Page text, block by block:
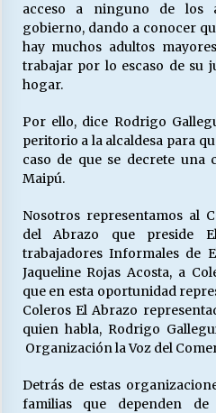
Releyendo la
cuestión social
16/05/2026
Nuestras Almas)
30/04/2026
18/04/2026
Chile y sus
06/04/2026
acceso a ninguno de los
gobierno, dando a conocer
hay muchos adultos
trabajar por lo escaso de su
hogar.
Por ello, dice Rodrigo
peritorio a la alcaldesa para
caso de que se decrete una
Maipú.
Nosotros representamos al
del Abrazo que preside
trabajadores Informales de
Jaqueline Rojas Acosta, a
que en esta oportunidad
Coleros El Abrazo
quien habla, Rodrigo
Organización la Voz del
Detrás de estas
familias que dependen